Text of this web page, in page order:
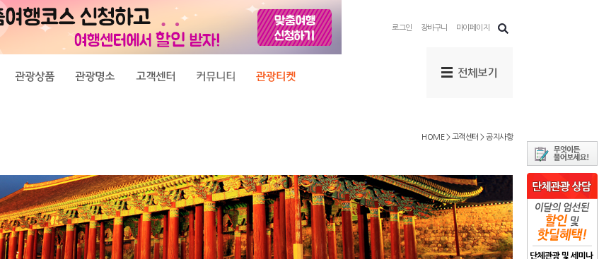
로그인 장바구니 마이페이지
HOME > 고객센터 > 공지사항